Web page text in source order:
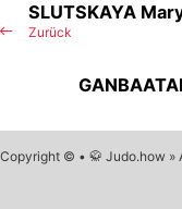
Zurück
SLUTSKAYA
Copyright © • 🥋 Judo.how »